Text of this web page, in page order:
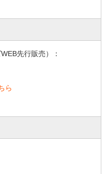
先行販売）：
ら